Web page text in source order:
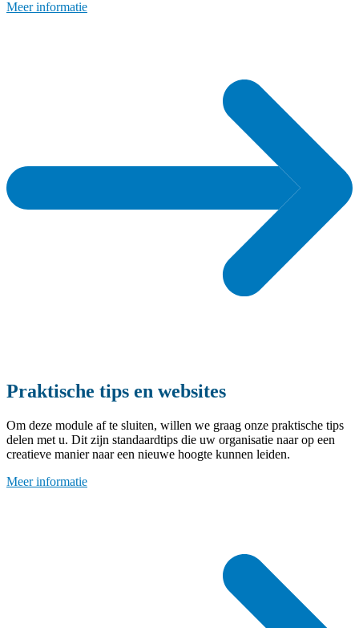
Meer informatie
Praktische tips en websites
Om deze module af te sluiten, willen we graag onze praktische tips
delen met u. Dit zijn standaardtips die uw organisatie naar op een
creatieve manier naar een nieuwe hoogte kunnen leiden.
Meer informatie